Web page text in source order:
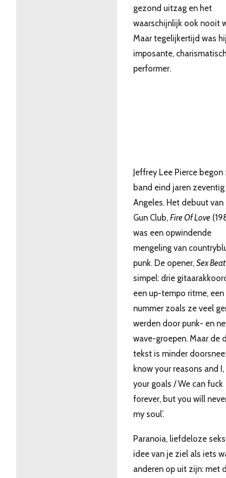
gezond uitzag en het
waarschijnlijk ook nooit
Maar tegelijkertijd was
imposante,
performer.
Jeffrey Lee Pierce begon
band eind jaren
Angeles. Het debuut van
Gun Club, Fire Of Love
was een opwindende
mengeling van
punk. De opener, Sex Beat
simpel: drie
een up-tempo ritme, een
nummer zoals ze veel
werden door punk- en
wave-groepen. Maar de
tekst is minder doorsnee:
know your reasons and
your goals / We can fuck
forever, but you will
my soul’.
Paranoia, liefdeloze
idee van je ziel als iets
anderen op uit zijn: met